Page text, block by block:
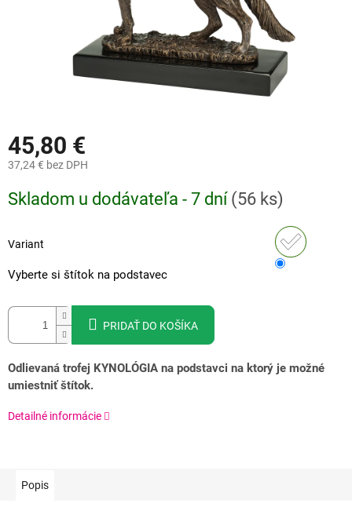
45,80 €
37,24 € bez DPH
cena:
Skladom u dodávateľa - 7 dní (56 ks)
Variant
Vyberte si štítok na podstavec
PRIDAŤ DO KOŠÍKA
Odlievaná trofej KYNOLÓGIA na podstavci na ktorý je možné
umiestniť štítok.
Detailné informácie
Popis